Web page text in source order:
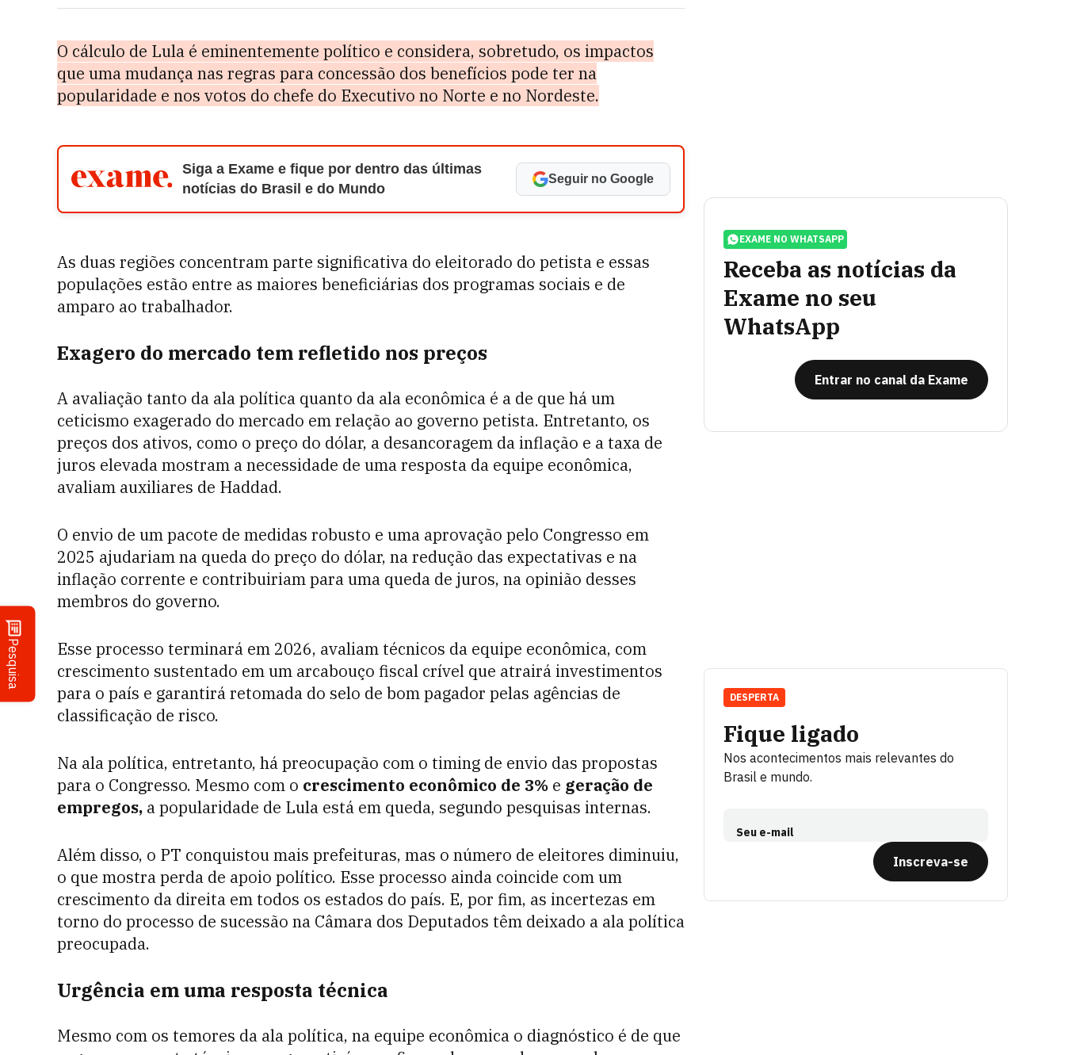
Pesquisa
O cálculo de Lula é eminentemente político e considera, sobretudo, os impactos
que uma mudança nas regras para concessão dos benefícios pode ter na
popularidade e nos votos do chefe do Executivo no Norte e no Nordeste.
Siga a Exame e fique por dentro das últimas
notícias do Brasil e do Mundo
Seguir no Google
As duas regiões concentram parte significativa do eleitorado do petista e essas
populações estão entre as maiores beneficiárias dos programas sociais e de
amparo ao trabalhador.
Exagero do mercado tem refletido nos preços
A avaliação tanto da ala política quanto da ala econômica é a de que há um
ceticismo exagerado do mercado em relação ao governo petista. Entretanto, os
preços dos ativos, como o preço do dólar, a desancoragem da inflação e a taxa de
juros elevada mostram a necessidade de uma resposta da equipe econômica,
avaliam auxiliares de Haddad.
O envio de um pacote de medidas robusto e uma aprovação pelo Congresso em
2025 ajudariam na queda do preço do dólar, na redução das expectativas e na
inflação corrente e contribuiriam para uma queda de juros, na opinião desses
membros do governo.
Esse processo terminará em 2026, avaliam técnicos da equipe econômica, com
crescimento sustentado em um arcabouço fiscal crível que atrairá investimentos
para o país e garantirá retomada do selo de bom pagador pelas agências de
classificação de risco.
Na ala política, entretanto, há preocupação com o timing de envio das propostas
para o Congresso. Mesmo com o crescimento econômico de 3% e geração de
empregos, a popularidade de Lula está em queda, segundo pesquisas internas.
Além disso, o PT conquistou mais prefeituras, mas o número de eleitores diminuiu,
o que mostra perda de apoio político. Esse processo ainda coincide com um
crescimento da direita em todos os estados do país. E, por fim, as incertezas em
torno do processo de sucessão na Câmara dos Deputados têm deixado a ala política
preocupada.
Urgência em uma resposta técnica
Mesmo com os temores da ala política, na equipe econômica o diagnóstico é de que
EXAME NO WHATSAPP
Receba as notícias da
Exame no seu
WhatsApp
Entrar no canal da Exame
Fique ligado
Nos acontecimentos mais relevantes do
Brasil e mundo.
Seu e-mail
Inscreva-se
DESPERTA